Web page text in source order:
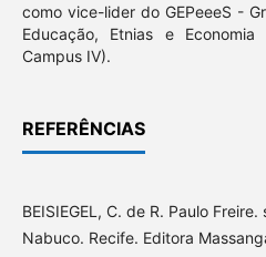
como vice-lider do GEPeeeS -
Educação, Etnias e
Campus IV).
REFERÊNCIAS
BEISIEGEL, C. de R. Paulo
Nabuco. Recife. Editora